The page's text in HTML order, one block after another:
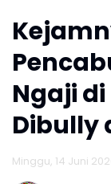
Ngaji
Dibully
Minggu, 14 Juni